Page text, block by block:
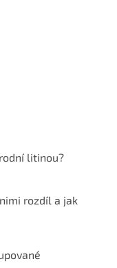
litinou?
rozdíl a jak